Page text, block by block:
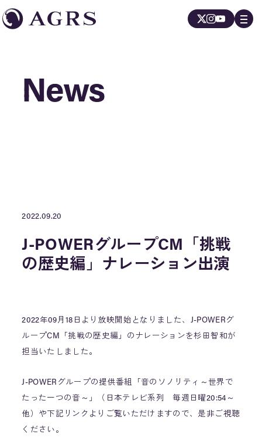
News
News
2022.09.20
J-POWERグループCM「挑戦
の歴史編」ナレーション出演
2022年09月18日より放映開始となりました、J-POWERグ
ループCM「挑戦の歴史編」のナレーションを杉田智和が
担当いたしました。
J-POWERグループの提供番組「音のソノリティ～世界で
たった一つの音～」（日本テレビ系列 毎週日曜20:54～
他）や下記リンクよりご覧いただけますので、是非ご視聴
ください。